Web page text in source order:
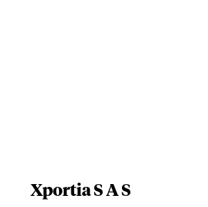
Xportia S A S